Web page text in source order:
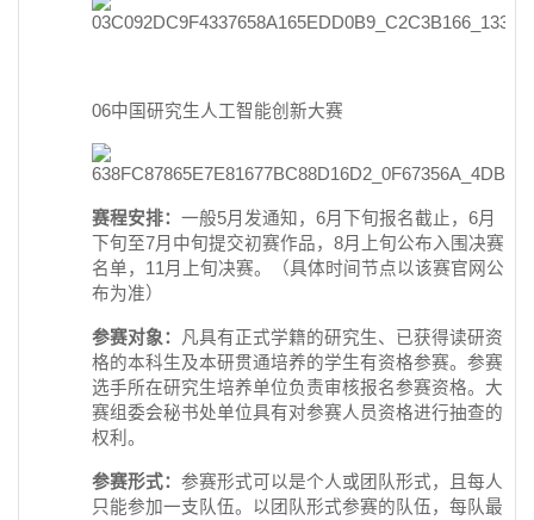
06中国研究生人工智能创新大赛
赛程安排： 一般5月发通知，6月下旬报名截止，6月
下旬至7月中旬提交初赛作品，8月上旬公布入围决赛
名单，11月上旬决赛。（具体时间节点以该赛官网公
布为准）
参赛对象：
凡具有正式学籍的研究生、已获得读研资
格的本科生及本研贯通培养的学生有资格参赛。参赛
选手所在研究生培养单位负责审核报名参赛资格。大
赛组委会秘书处单位具有对参赛人员资格进行抽查的
权利。
参赛形式： 参赛形式可以是个人或团队形式，且每人
只能参加一支队伍。以团队形式参赛的队伍，每队最